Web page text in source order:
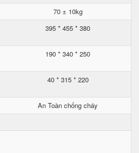
70 ± 10kg
395 * 455 * 380
190 * 340 * 250
40 * 315 * 220
An Toàn chống cháy